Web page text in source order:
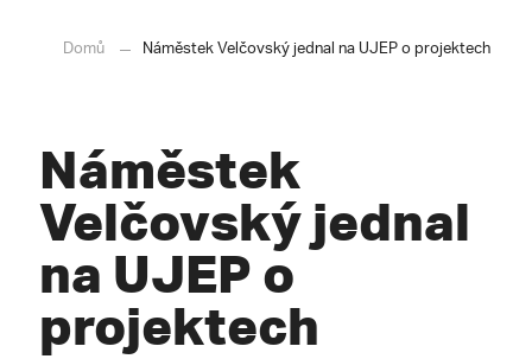
Domů Náměstek Velčovský jednal na UJEP o projektech
Náměstek
Velčovský jednal
na UJEP o
projektech